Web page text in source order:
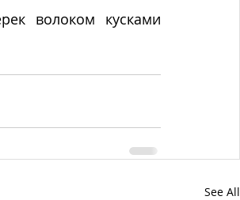
волоком кусками
See All